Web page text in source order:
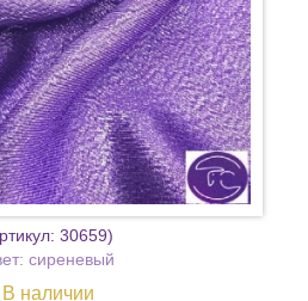
30659)
сиреневый
В наличии